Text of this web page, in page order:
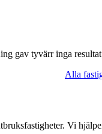
gav tyvärr inga
Alla
Vi